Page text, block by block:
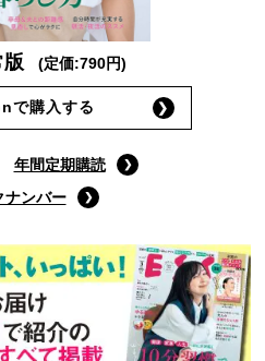
(定価:790円)
で購入する
年間定期購読
ナンバー